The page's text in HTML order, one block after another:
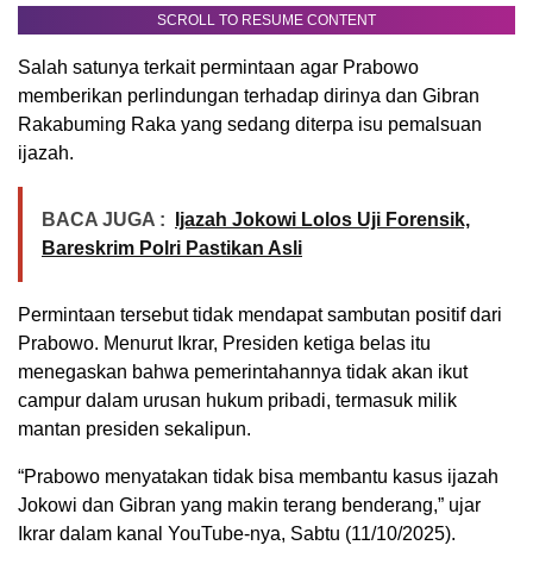
SCROLL TO RESUME CONTENT
Salah satunya terkait permintaan agar Prabowo
memberikan perlindungan terhadap dirinya dan Gibran
Rakabuming Raka yang sedang diterpa isu pemalsuan
ijazah.
BACA JUGA :
Ijazah Jokowi Lolos Uji Forensik,
Bareskrim Polri Pastikan Asli
Permintaan tersebut tidak mendapat sambutan positif dari
Prabowo. Menurut Ikrar, Presiden ketiga belas itu
menegaskan bahwa pemerintahannya tidak akan ikut
campur dalam urusan hukum pribadi, termasuk milik
mantan presiden sekalipun.
“Prabowo menyatakan tidak bisa membantu kasus ijazah
Jokowi dan Gibran yang makin terang benderang,” ujar
Ikrar dalam kanal YouTube-nya, Sabtu (11/10/2025).